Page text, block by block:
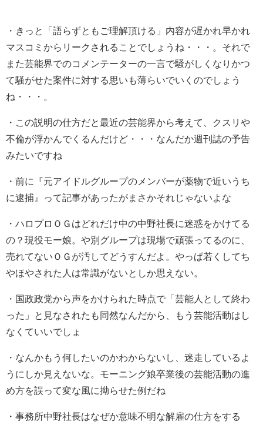
・ きっと「語らずともご理解頂ける」内容が遅かれ早かれ
マスコミからリークされることでしょうね・・・。 それで
また芸能界でのコメンテーターの一言で騒がしくなり かつ
て騒がせた案件に対する思いも薄らいでいくのでしょう
ね・・・。
・ この説明の仕方だと最近の芸能界から考えて、クスリや
不倫が浮かんでくるんだけど・・・なんだか週刊誌の予告
みたいですね
・ 前に『元アイドルグループのメンバーが薬物で近いうち
に逮捕』
って記事があったがまさかそれじゃないよな
・ ハロプロＯＧはどれだけ中の中野社長に迷惑をかけてる
の？ 現役モー娘。や別グループは現場で頑張ってるのに、
売れてないＯＧが汚してどうすんだよ。 やっぱ若くしてち
やほやされた人は常識がないとしか思えない。
・ 国政政党から声をかけられた時点で「芸能人として終わ
った」と見なされたも同然なんだから、もう芸能活動はし
なくていいでしょ
・ なんかもう何したいのかわからないし、迷走しているよ
うにしか見えないな。モーニング娘卒業後の芸能活動の進
め方を誤って変な風に拗らせた例だね
・ 事務所中野社長はなぜか意味不明な解雇の仕方をする